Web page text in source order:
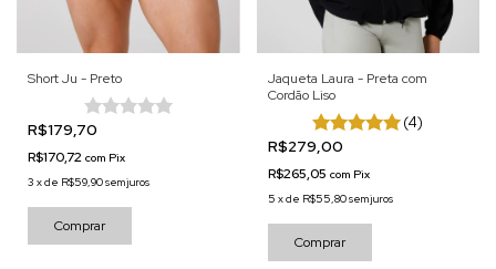
Short Ju - Preto
R$179,70
R$170,72 com Pix
3 xde R$59,90sem juros
Comprar
Jaqueta Laura - Preta com
Cordão Liso
(4)
R$279,00
R$265,05 com Pix
5 xde R$55,80sem juros
Comprar